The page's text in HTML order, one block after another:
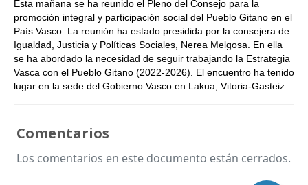
Esta mañana se ha reunido el Pleno del Consejo para la
promoción integral y participación social del Pueblo Gitano en el
País Vasco. La reunión ha estado presidida por la consejera de
Igualdad, Justicia y Políticas Sociales, Nerea Melgosa. En ella
se ha abordado la necesidad de seguir trabajando la Estrategia
Vasca con el Pueblo Gitano (2022-2026). El encuentro ha tenido
lugar en la sede del Gobierno Vasco en Lakua, Vitoria-Gasteiz.
Comentarios
Los comentarios en este documento están cerrados.